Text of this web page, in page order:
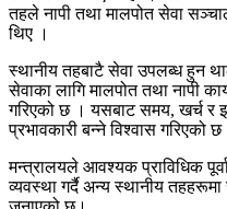
तहले नापी तथा मालपोत सेवा
थिए ।
स्थानीय तहबाटै सेवा उपलब्ध हुन
सेवाका लागि मालपोत तथा नापी
गरिएको छ । यसबाट समय, खर्च र
प्रभावकारी बन्ने विश्वास गरिएको छ
मन्त्रालयले आवश्यक प्राविधिक
व्यवस्था गर्दै अन्य स्थानीय तहहरूमा